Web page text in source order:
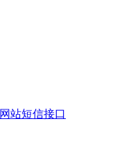
网站短信接口